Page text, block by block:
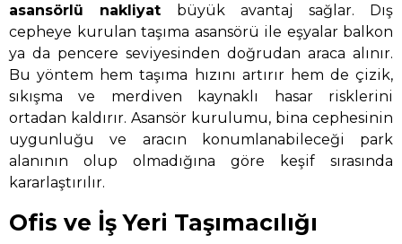
asansörlü nakliyat büyük avantaj sağlar. Dış
cepheye kurulan taşıma asansörü ile eşyalar balkon
ya da pencere seviyesinden doğrudan araca alınır.
Bu yöntem hem taşıma hızını artırır hem de çizik,
sıkışma ve merdiven kaynaklı hasar risklerini
ortadan kaldırır. Asansör kurulumu, bina cephesinin
uygunluğu ve aracın konumlanabileceği park
alanının olup olmadığına göre keşif sırasında
kararlaştırılır.
Ofis ve İş Yeri Taşımacılığı